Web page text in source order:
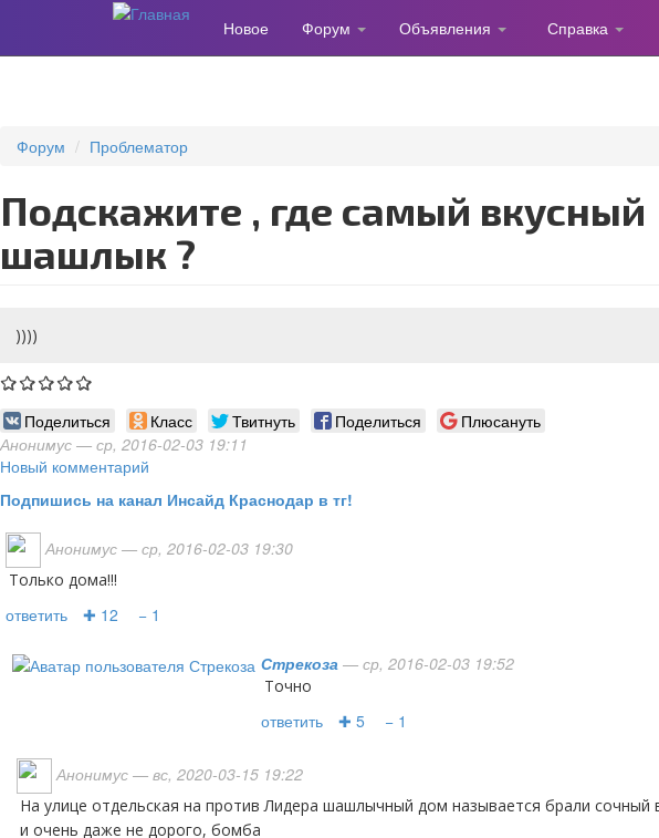
Новое Форум Объявления Справка
Форум Проблематор
Подскажите , где самый вкусный
шашлык ?
))))
Поделиться Класс Твитнуть Поделиться
Плюсануть
Анонимус — ср, 2016-02-03 19:11
Новый комментарий
Подпишись на канал Инсайд Краснодар в тг!
Анонимус — ср, 2016-02-03 19:30
Только дома!!!
ответить ✚ 12 − 1
Стрекоза — ср, 2016-02-03 19:52
Точно
ответить ✚ 5 − 1
Анонимус — вс, 2020-03-15 19:22
На улице отдельская на против Лидера шашлычный дом называется брали сочный вкусный
и очень даже не дорого, бомба